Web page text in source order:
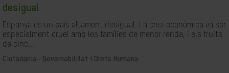
desigual
Espanya és un país altament desigual. La crisi econòmica va ser
especialment cruel amb les famílies de menor renda, i els fruits
de cinc...
Ciutadania- Governabilitat i Drets Humans